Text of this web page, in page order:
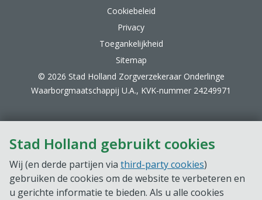
Stad Holland gebruikt cookies
Wij (en derde partijen via third-party cookies)
gebruiken de cookies om de website te verbeteren en
u gerichte informatie te bieden. Als u alle cookies
Cookiebeleid
Privacy
Toegankelijkheid
Sitemap
© 2026 Stad Holland Zorgverzekeraar Onderlinge
Waarborgmaatschappij U.A., KVK-nummer 24249971